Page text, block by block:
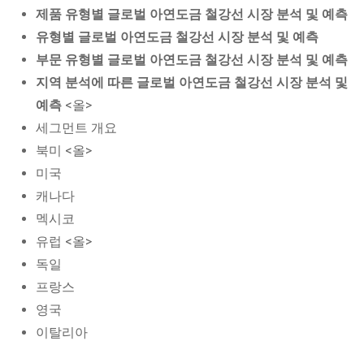
제품 유형별 글로벌 아연도금 철강선 시장 분석 및 예측
유형별 글로벌 아연도금 철강선 시장 분석 및 예측
부문 유형별 글로벌 아연도금 철강선 시장 분석 및 예측
지역 분석에 따른 글로벌 아연도금 철강선 시장 분석 및
예측 <올>
세그먼트 개요
북미 <올>
미국
캐나다
멕시코
유럽 <올>
독일
프랑스
영국
이탈리아